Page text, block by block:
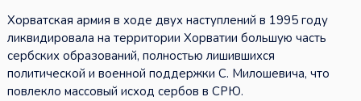
Хорватская армия в ходе двух наступлений в 1995 году
ликвидировала на территории Хорватии большую часть
сербских образований, полностью лишившихся
политической и военной поддержки С. Милошевича, что
повлекло массовый исход сербов в СРЮ.